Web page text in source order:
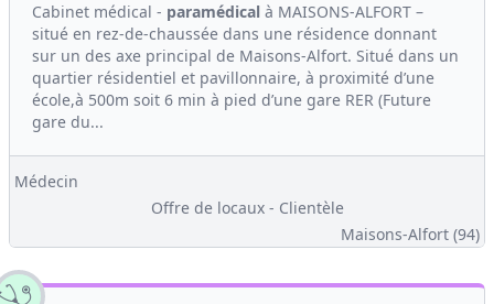
Cabinet médical - paramédical à MAISONS-ALFORT –
situé en rez-de-chaussée dans une résidence donnant
sur un des axe principal de Maisons-Alfort. Situé dans un
quartier résidentiel et pavillonnaire, à proximité d’une
école,à 500m soit 6 min à pied d’une gare RER (Future
gare du...
Médecin
Offre de locaux - Clientèle
Maisons-Alfort (94)